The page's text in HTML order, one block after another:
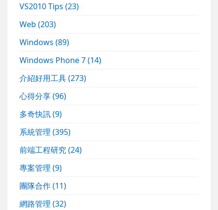
VS2010 Tips(23)
Web(203)
Windows(89)
Windows Phone 7(14)
介紹好用工具(273)
心得分享(96)
多奇快訊(9)
系統管理(395)
前端工程研究(24)
專案管理(9)
團隊合作(11)
網路管理(32)